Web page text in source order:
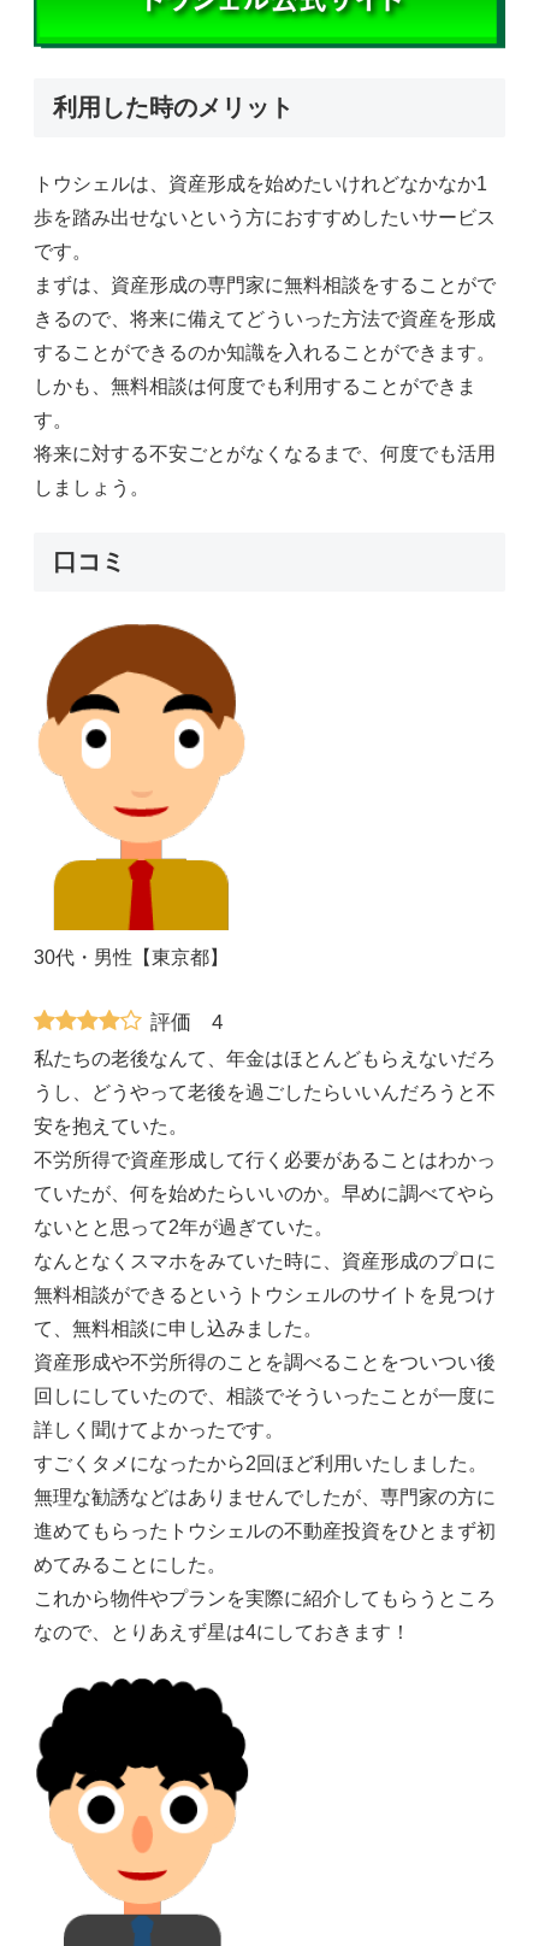
利用した時のメリット
トウシェルは、資産形成を始めたいけれどなかなか1
歩を踏み出せないという方におすすめしたいサービス
です。
まずは、資産形成の専門家に無料相談をすることがで
きるので、将来に備えてどういった方法で資産を形成
することができるのか知識を入れることができます。
しかも、無料相談は何度でも利用することができま
す。
将来に対する不安ごとがなくなるまで、何度でも活用
しましょう。
口コミ
30代・男性【東京都】
評価 4
私たちの老後なんて、年金はほとんどもらえないだろ
うし、どうやって老後を過ごしたらいいんだろうと不
安を抱えていた。
不労所得で資産形成して行く必要があることはわかっ
ていたが、何を始めたらいいのか。早めに調べてやら
ないとと思って2年が過ぎていた。
なんとなくスマホをみていた時に、資産形成のプロに
無料相談ができるというトウシェルのサイトを見つけ
て、無料相談に申し込みました。
資産形成や不労所得のことを調べることをついつい後
回しにしていたので、相談でそういったことが一度に
詳しく聞けてよかったです。
すごくタメになったから2回ほど利用いたしました。
無理な勧誘などはありませんでしたが、専門家の方に
進めてもらったトウシェルの不動産投資をひとまず初
めてみることにした。
これから物件やプランを実際に紹介してもらうところ
なので、とりあえず星は4にしておきます！